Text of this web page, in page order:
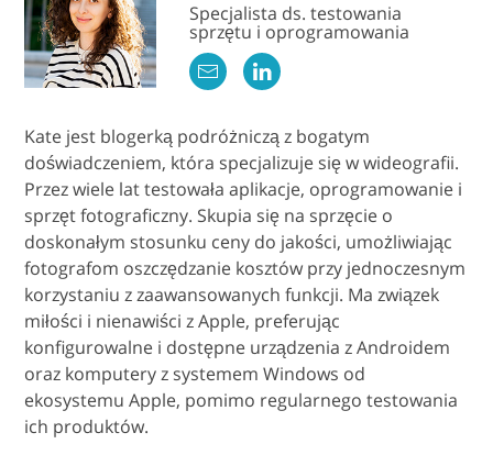
Specjalista ds. testowania
sprzętu i oprogramowania
Kate jest blogerką podróżniczą z bogatym
doświadczeniem, która specjalizuje się w wideografii.
Przez wiele lat testowała aplikacje, oprogramowanie i
sprzęt fotograficzny. Skupia się na sprzęcie o
doskonałym stosunku ceny do jakości, umożliwiając
fotografom oszczędzanie kosztów przy jednoczesnym
korzystaniu z zaawansowanych funkcji. Ma związek
miłości i nienawiści z Apple, preferując
konfigurowalne i dostępne urządzenia z Androidem
oraz komputery z systemem Windows od
ekosystemu Apple, pomimo regularnego testowania
ich produktów.